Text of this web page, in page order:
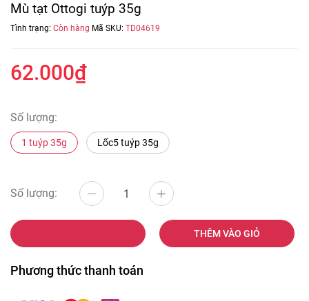
Mù tạt Ottogi tuýp 35g
Tình trạng: Còn hàng Mã SKU: TD04619
62.000₫
Số lượng:
1 tuýp 35g Lốc5 tuýp 35g
Số lượng:
THÊM VÀO GIỎ
Phương thức thanh toán